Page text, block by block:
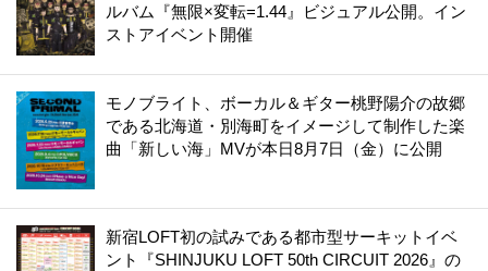
ルバム『無限×変転=1.44』ビジュアル公開。イン
ストアイベント開催
モノブライト、ボーカル＆ギター桃野陽介の故郷
である北海道・別海町をイメージして制作した楽
曲「新しい海」MVが本日8月7日（金）に公開
新宿LOFT初の試みである都市型サーキットイベ
ント『SHINJUKU LOFT 50th CIRCUIT 2026』の